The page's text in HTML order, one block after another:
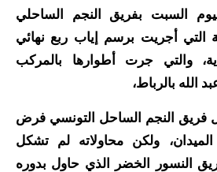
السبت بفريق النجم الساحلي
التي أجريت برسم إياب ربع نهائي
والتي جرت أطوارها بالمركب
الله بالرباط،
فريق النجم الساحل التونسي فرض
ولكن محاولاته لم تشكل
النسور الخضر الذي حاول بدوره